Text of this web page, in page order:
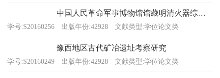
中国人民革命军事博物馆馆藏明清火器综合研究
学号:S20160256 出版年份:42928 文献类型:学位论文类
豫西地区古代矿冶遗址考察研究
学号:S20160249 出版年份:42928 文献类型:学位论文类